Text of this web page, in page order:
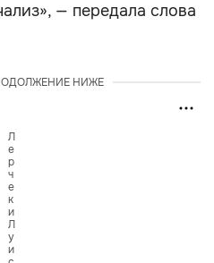
— передала слова
НИЖЕ
Л
е
р
ч
е
к
и
Л
у
и